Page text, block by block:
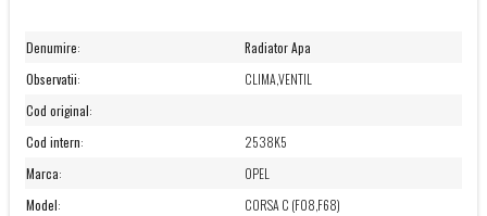
Denumire:
Radiator Apa
Observatii:
CLIMA,VENTIL
Cod original:
Cod intern:
2538K5
Marca:
OPEL
Model:
CORSA C (F08,F68)